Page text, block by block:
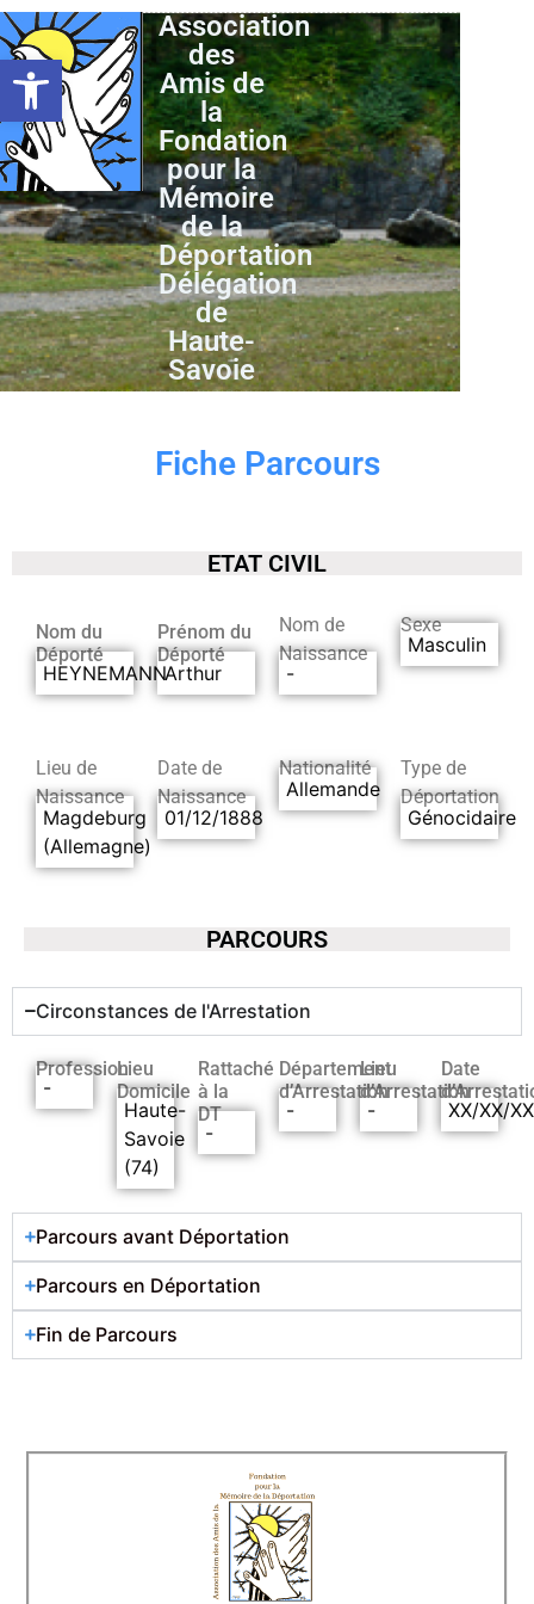
Ouvrir la barre d’outils
Association
des
Amis de
la
Fondation
pour la
Mémoire
de la
Déportation
Délégation
de
Haute-
Savoie
Fiche Parcours
ETAT CIVIL
Nom du
Déporté
HEYNEMANN
Prénom du
Déporté
Arthur
Nom de
Naissance
-
Sexe
Masculin
Lieu de
Naissance
Magdeburg
(Allemagne)
Date de
Naissance
01/12/1888
Nationalité
Allemande
Type de
Déportation
Génocidaire
PARCOURS
Circonstances de l'Arrestation
Profession
-
Lieu
Domicile
Haute-
Savoie
(74)
Rattaché
à la
DT
-
Département
d’Arrestation
-
Lieu
d’Arrestation
-
Date
XX/XX/
Parcours avant Déportation
Parcours en Déportation
Fin de Parcours